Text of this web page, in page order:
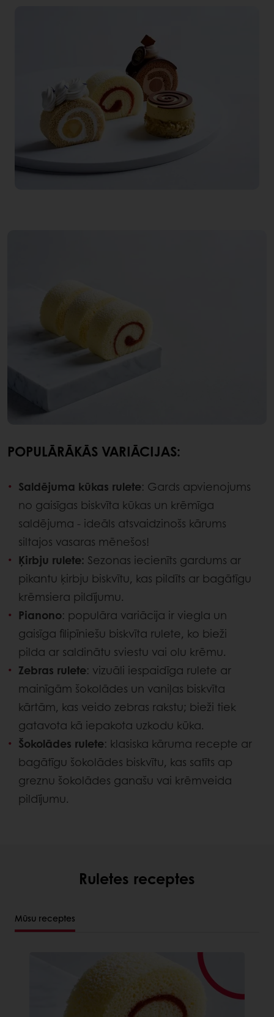
POPULĀRĀKĀS VARIĀCIJAS:
Saldējuma kūkas rulete: Gards apvienojums
no gaisīgas biskvīta kūkas un krēmīga
saldējuma - ideāls atsvaidzinošs kārums
siltajos vasaras mēnešos!
Ķirbju rulete: Sezonas iecienīts gardums ar
pikantu ķirbju biskvītu, kas pildīts ar bagātīgu
krēmsiera pildījumu.
Pianono: populāra variācija ir viegla un
gaisīga filipīniešu biskvīta rulete, ko bieži
pilda ar saldinātu sviestu vai olu krēmu.
Zebras rulete: vizuāli iespaidīga rulete ar
mainīgām šokolādes un vaniļas biskvīta
kārtām, kas veido zebras rakstu; bieži tiek
gatavota kā iepakota uzkodu kūka.
Šokolādes rulete: klasiska kāruma recepte ar
bagātīgu šokolādes biskvītu, kas satīts ap
greznu šokolādes ganašu vai krēmveida
pildījumu.
Ruletes receptes
Mūsu receptes